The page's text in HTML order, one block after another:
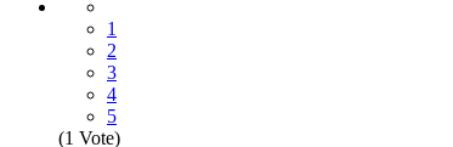
1
2
3
4
5
(1 Vote)